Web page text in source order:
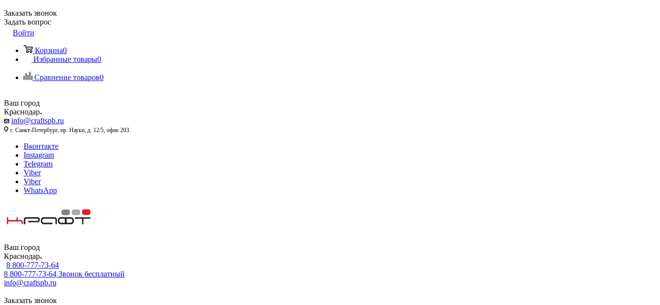
Заказать звонок
Задать вопрос
Войти
Корзина0
Избранные товары0
Сравнение товаров0
Ваш город
Краснодар
info@craftspb.ru
г. Санкт-Петербург, пр. Науки, д. 12/5, офис 203.
Вконтакте
Instagram
Telegram
Viber
Viber
WhatsApp
Ваш город
Краснодар
8 800-777-73-64
8 800-777-73-64 Звонок бесплатный
info@craftspb.ru
Заказать звонок